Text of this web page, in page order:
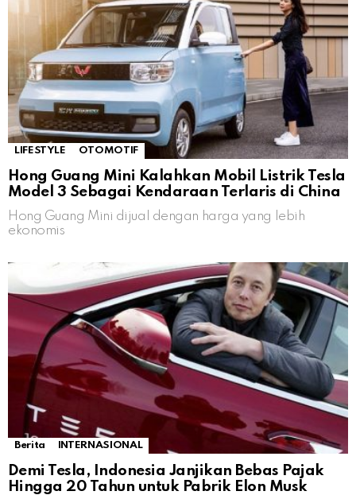
LIFESTYLE OTOMOTIF
Hong Guang Mini Kalahkan Mobil Listrik Tesla
Model 3 Sebagai Kendaraan Terlaris di China
Hong Guang Mini dijual dengan harga yang lebih
ekonomis
Berita INTERNASIONAL
Demi Tesla, Indonesia Janjikan Bebas Pajak
Hingga 20 Tahun untuk Pabrik Elon Musk